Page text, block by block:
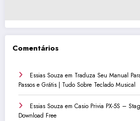
Comentários
Essias Souza em Traduza Seu Manual
Passos e Grátis | Tudo Sobre Teclado Musical
Essias Souza em Casio Privia PX-5S –
Download Free